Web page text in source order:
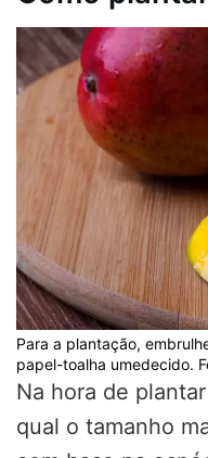
Para a plantação,
papel-toalha umedecido.
Na hora de
qual o tamanho